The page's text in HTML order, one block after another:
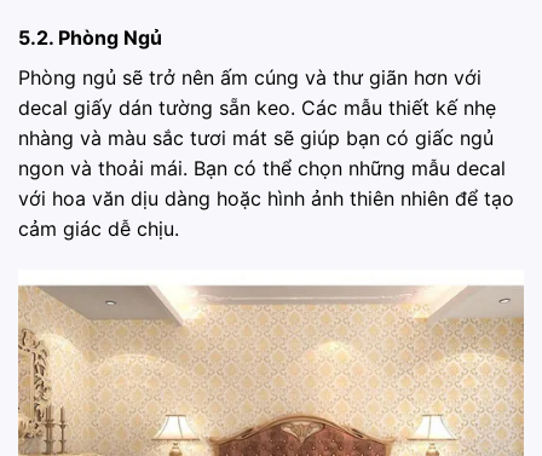
5.2. Phòng Ngủ
Phòng ngủ sẽ trở nên ấm cúng và thư giãn hơn với
decal giấy dán tường sẵn keo. Các mẫu thiết kế nhẹ
nhàng và màu sắc tươi mát sẽ giúp bạn có giấc ngủ
ngon và thoải mái. Bạn có thể chọn những mẫu decal
với hoa văn dịu dàng hoặc hình ảnh thiên nhiên để tạo
cảm giác dễ chịu.